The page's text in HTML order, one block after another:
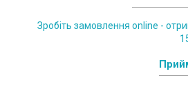
Зробіть замовлення online -